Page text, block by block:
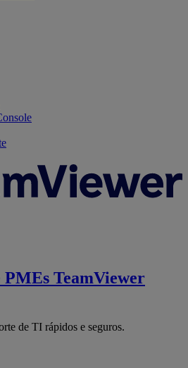
PMEs TeamViewer
de TI rápidos e seguros.